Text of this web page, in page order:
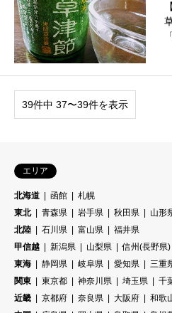
39件中 37〜39件を表示
エリア
北海道 函館
札幌
東北
青森県 岩手県 秋田県 山形
北陸
石川県 富山県
福井県
甲信越
新潟県 山梨県
信州(長野県)
東海
静岡県 岐阜県 愛知県
三重
関東
東京都 神奈川県 埼玉県 千
近畿
京都府 奈良県 大阪府 和歌